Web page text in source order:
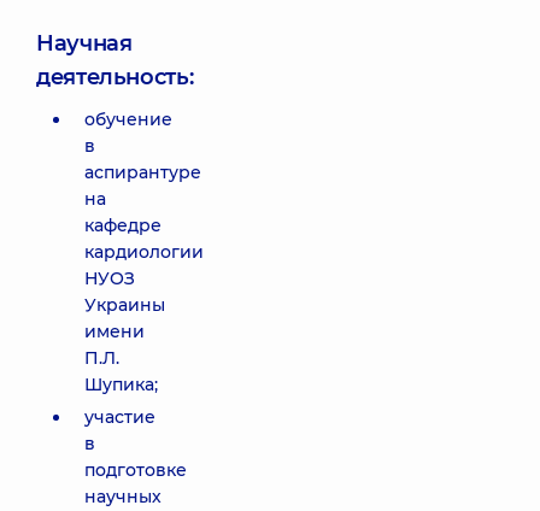
Научная
деятельность:
обучение
в
аспирантуре
на
кафедре
кардиологии
НУОЗ
Украины
имени
П.Л.
Шупика;
участие
в
подготовке
научных